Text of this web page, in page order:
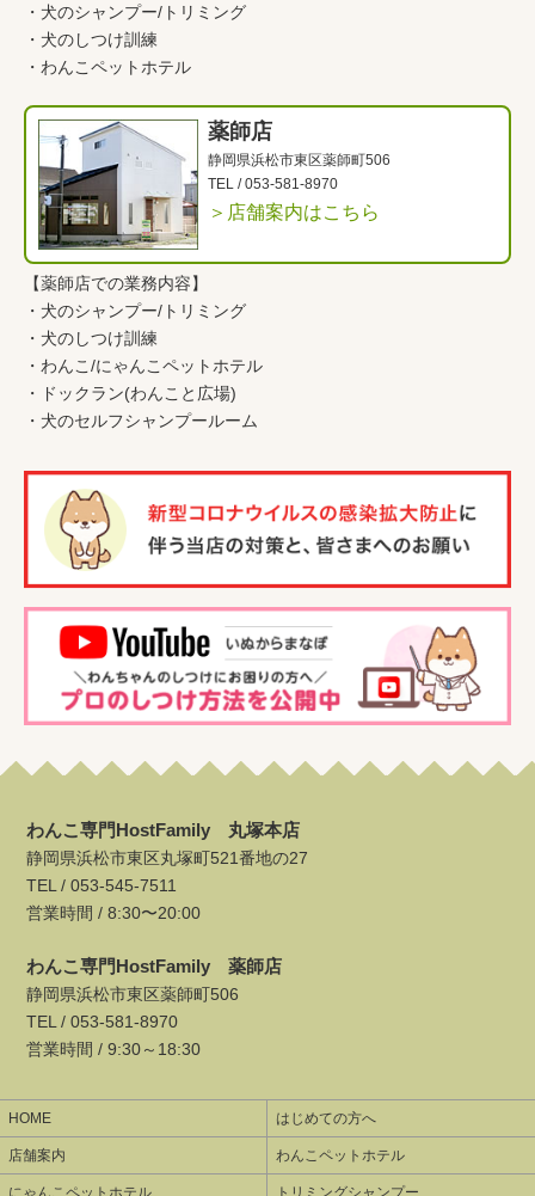
・ 犬のシャンプー/トリミング
・ 犬のしつけ訓練
・ わんこペットホテル
薬師店
静岡県浜松市東区薬師町506
TEL /053-581-8970
＞店舗案内はこちら
【薬師店での業務内容】
・ 犬のシャンプー/トリミング
・ 犬のしつけ訓練
・ わんこ /にゃんこペットホテル
・
ドックラン(わんこと広場)
・ 犬のセルフシャンプールーム
わんこ専門HostFamily 丸塚本店
静岡県浜松市東区丸塚町521番地の27
TEL /053-545-7511
営業時間 / 8:30〜20:00
わんこ専門HostFamily 薬師店
静岡県浜松市東区薬師町506
TEL /053-581-8970
営業時間 / 9:30～18:30
HOME はじめての方へ
店舗案内 わんこペットホテル
にゃんこペットホテル トリミングシャンプー